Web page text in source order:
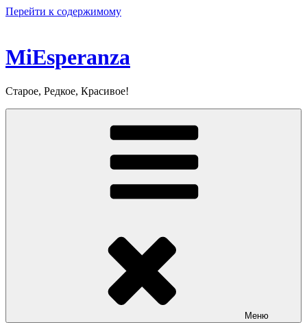
Перейти к содержимому
MiEsperanza
Старое, Редкое, Красивое!
Меню